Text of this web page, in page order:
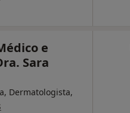
e
Sara
Dermatologista,